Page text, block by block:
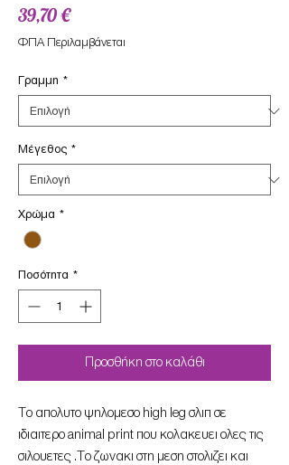
39,70 €Τιμή
ΦΠΑ Περιλαμβάνεται
Γραμμη *
Μέγεθος *
Χρώμα *
Ποσότητα *
Προσθήκη στο καλάθι
Το απολυτο ψηλομεσο high leg σλιπ σε
ιδιαιτερο animal print που κολακευει ολες τις
σιλουετες .Το ζωνακι στη μεση στολιζει και